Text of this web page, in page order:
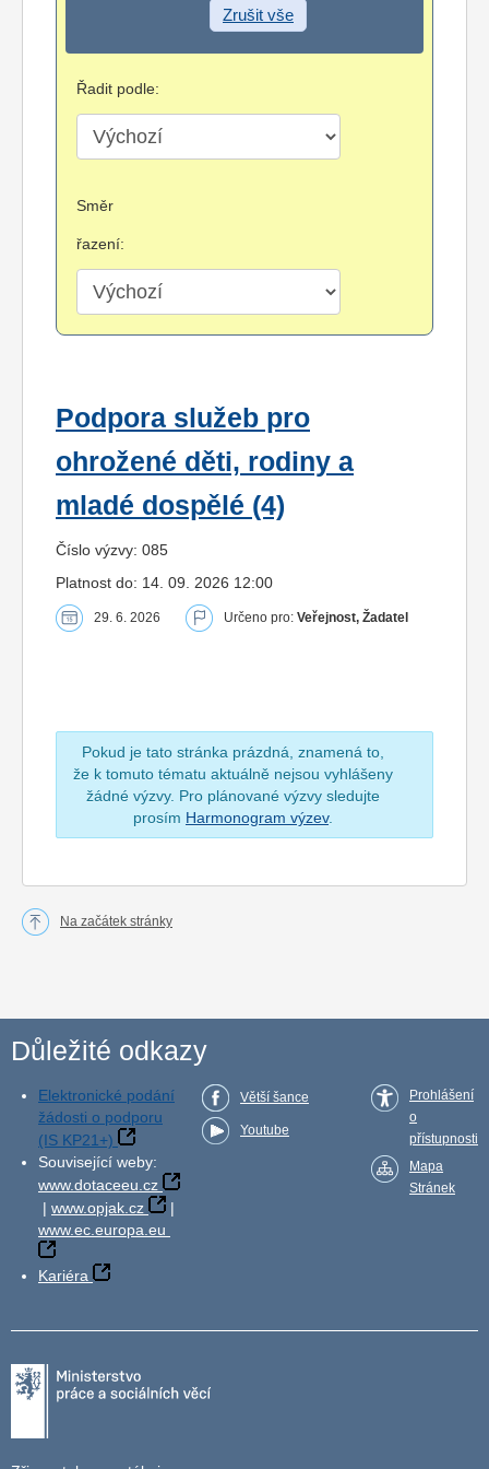
Zrušit vše
Řadit podle:
Směr
řazení:
Podpora služeb pro
ohrožené děti, rodiny a
mladé dospělé (4)
Číslo výzvy: 085
Platnost do: 14. 09. 2026 12:00
29. 6. 2026 Určeno pro: Veřejnost, Žadatel
Pokud je tato stránka prázdná, znamená to,
že k tomuto tématu aktuálně nejsou vyhlášeny
žádné výzvy. Pro plánované výzvy sledujte
prosím Harmonogram výzev.
Na začátek stránky
Důležité odkazy
Elektronické podání
žádosti o podporu
(IS KP21+)
Související weby:
www.dotaceeu.cz
| www.opjak.cz
|
www.ec.europa.eu
Kariéra
Větší šance
Youtube
Prohlášení
o
přístupnosti
Mapa
Stránek